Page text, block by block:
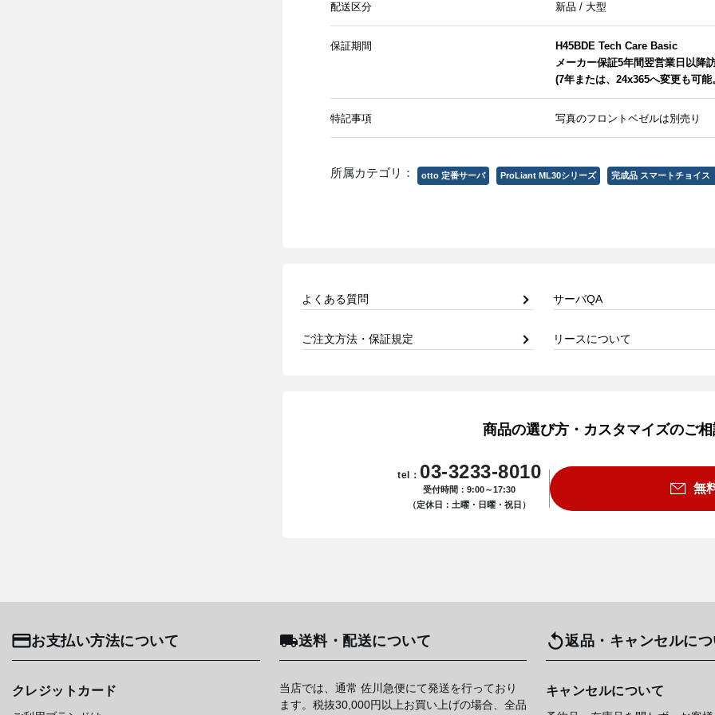
配送区分 新品 / 大型
保証期間
H45BDE Tech Care Basic
メーカー保証5年間翌営業日以降
(7年または、24x365へ変更も可能
特記事項 写真のフロントベゼルは別売り
所属カテゴリ： otto 定番サーバ ProLiant ML30シリーズ 完成品 スマートチョイス
よくある質問 サーバQA
ご注文方法・保証規定 リースについて
商品の選び方・カスタマイズのご
tel： 03-3233-8010
受付時間：9:00～17:30
（定休日：土曜・日曜・祝日）
無
お支払い方法について
クレジットカード
送料・配送について
当店では、通常 佐川急便にて発送を行っており
ます。税抜30,000円以上お買い上げの場合、全品
返品・キャンセルに
キャンセルについて